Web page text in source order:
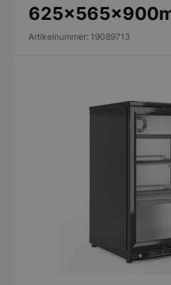
Artikelnummer: 19089713